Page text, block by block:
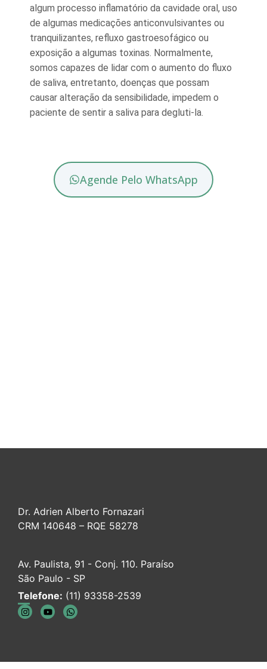
algum processo inflamatório da cavidade oral, uso
de algumas medicações anticonvulsivantes ou
tranquilizantes, refluxo gastroesofágico ou
exposição a algumas toxinas. Normalmente,
somos capazes de lidar com o aumento do fluxo
de saliva, entretanto, doenças que possam
causar alteração da sensibilidade, impedem o
paciente de sentir a saliva para degluti-la.
Agende Pelo WhatsApp
Dr. Adrien Alberto Fornazari
CRM 140648 – RQE 58278
Av. Paulista, 91 - Conj. 110. Paraíso
São Paulo - SP
Telefone: (11) 93358-2539